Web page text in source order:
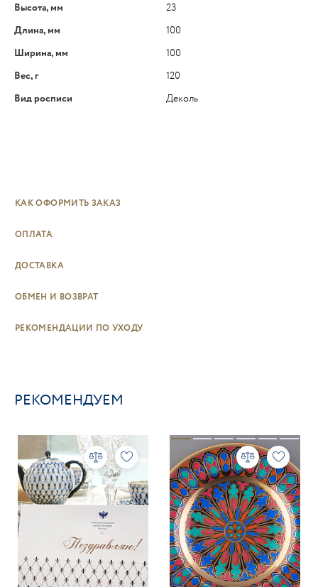
Высота, мм
23
Длина, мм
100
Ширина, мм
100
Вес, г
120
Вид росписи
Деколь
КАК ОФОРМИТЬ ЗАКАЗ
ОПЛАТА
ДОСТАВКА
ОБМЕН И ВОЗВРАТ
РЕКОМЕНДАЦИИ ПО УХОДУ
РЕКОМЕНДУЕМ